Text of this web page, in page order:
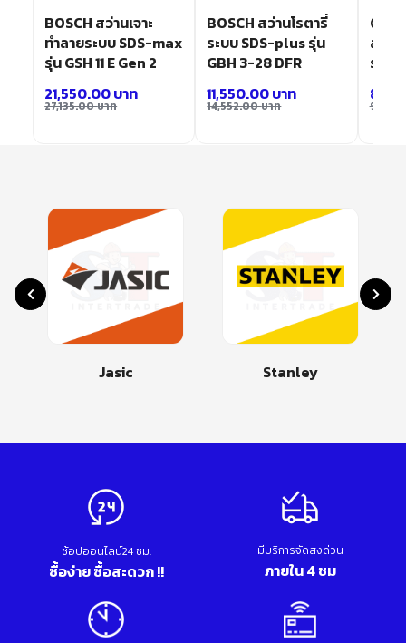
BOSCH สว่านเจาะ
ทำลายระบบ SDS-max
รุ่น GSH 11 E Gen 2
27,135.00บาท
21,550.00บาท
BOSCH สว่านโรตารี่
ระบบ SDS-plus รุ่น
GBH 3-28 DFR
14,552.00บาท
11,550.00บาท
GBH
สว่า
ระบ
Jasic Stanley
ช้อปออนไลน์24 ชม.
ซื้อง่าย ซื้อสะดวก !!
มีบริการจัดส่งด่วน
ภายใน 4 ชม